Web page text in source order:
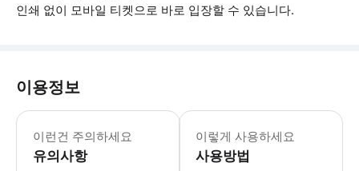
인쇄 없이 모바일 티켓으로 바로 입장할 수 있습니다.
이용정보
이런건 주의하세요
유의사항
▶ 꼭 알아두세요 * 각 관광지는 한 번
이렇게 사용하세요
사용방법